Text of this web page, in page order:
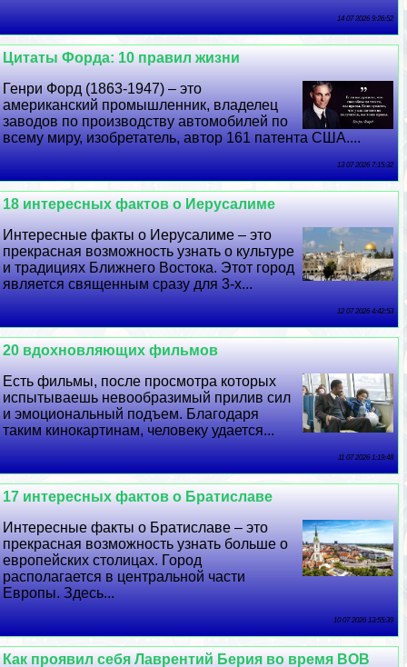
14 07 2026 9:26:52
Цитаты Форда: 10 правил жизни
Генри Форд (1863-1947) – это
американский промышленник, владелец
заводов по производству автомобилей по
всему миру, изобретатель, автор 161 патента США....
13 07 2026 7:15:32
18 интересных фактов о Иерусалиме
Интересные факты о Иерусалиме – это
прекрасная возможность узнать о культуре
и традициях Ближнего Востока. Этот город
является священным сразу для 3-х...
12 07 2026 4:42:53
20 вдохновляющих фильмов
Есть фильмы, после просмотра которых
испытываешь невообразимый прилив сил
и эмоциональный подъем. Благодаря
таким кинокартинам, человеку удается...
11 07 2026 1:19:48
17 интересных фактов о Братиславе
Интересные факты о Братиславе – это
прекрасная возможность узнать больше о
европейских столицах. Город
располагается в центральной части
Европы. Здесь...
10 07 2026 13:55:39
Как проявил себя Лаврентий Берия во время ВОВ